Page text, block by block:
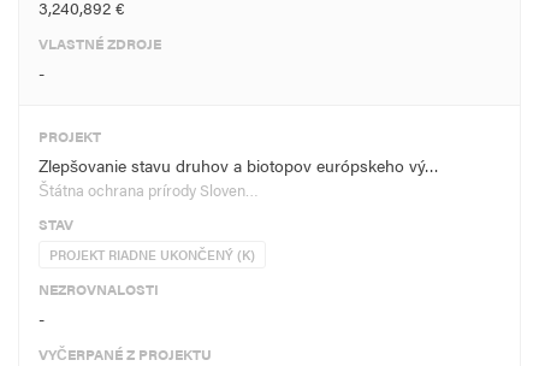
3,240,892 €
VLASTNÉ ZDROJE
-
PROJEKT
Zlepšovanie stavu druhov a biotopov európskeho vý…
Štátna ochrana prírody Sloven…
STAV
PROJEKT RIADNE UKONČENÝ (K)
NEZROVNALOSTI
-
VYČERPANÉ Z PROJEKTU